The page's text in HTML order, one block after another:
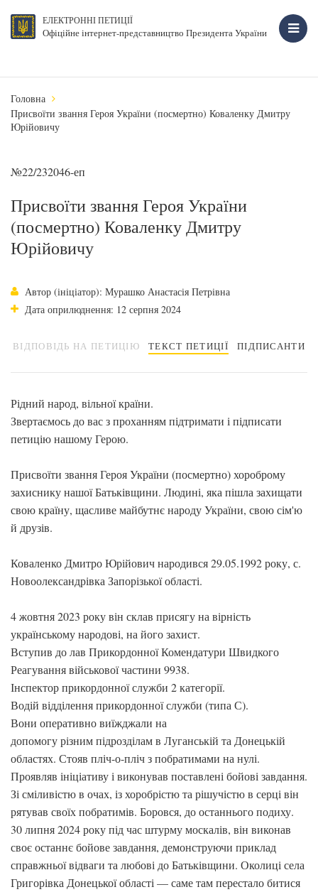
ЕЛЕКТРОННІ ПЕТИЦІЇ
Офіційне інтернет-представництво Президента України
Головна
Присвоїти звання Героя України (посмертно) Коваленку Дмитру
Юрійовичу
№22/232046-еп
Присвоїти звання Героя України
(посмертно) Коваленку Дмитру
Юрійовичу
Автор (ініціатор): Мурашко Анастасія Петрівна
Дата оприлюднення: 12 серпня 2024
ВІДПОВІДЬ НА ПЕТИЦІЮ ТЕКСТ ПЕТИЦІЇ ПІДПИСАНТИ
Рідний народ, вільної країни.
Звертаємось до вас з проханням підтримати і підписати
петицію нашому Герою.
Присвоїти звання Героя України (посмертно) хороброму
захиснику нашої Батьківщини. Людині, яка пішла захищати
свою країну, щасливе майбутнє народу України, свою сім'ю
й друзів.
Коваленко Дмитро Юрійович народився 29.05.1992 року, с.
Новоолександрівка Запорізької області.
4 жовтня 2023 року він склав присягу на вірність
українському народові, на його захист.
Вступив до лав Прикордонної Комендатури Швидкого
Реагування військової частини 9938.
Інспектор прикордонної служби 2 категорії.
Водій відділення прикордонної служби (типа С).
Вони оперативно виїжджали на
допомогу різним підрозділам в Луганській та Донецькій
областях. Стояв пліч-о-пліч з побратимами на нулі.
Проявляв ініціативу і виконував поставлені бойові завдання.
Зі сміливістю в очах, із хоробрістю та рішучістю в серці він
рятував своїх побратимів. Боровся, до останнього подиху.
30 липня 2024 року під час штурму москалів, він виконав
своє останнє бойове завдання, демонструючи приклад
справжньої відваги та любові до Батьківщини. Околиці села
Григорівка Донецької області — саме там перестало битися